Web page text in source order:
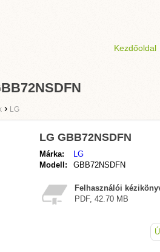
Kezdőoldal
› LG
LG GBB72NSDFN
Márka:
LG
Modell:
GBB72NSDFN
Felhasználói
PDF, 42.70 MB